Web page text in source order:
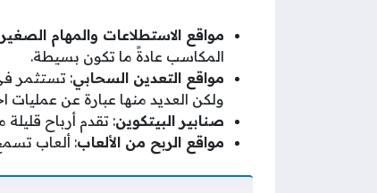
مواقع الاستطلاعات والمهام
المكاسب عادةً ما تكون بسيطة.
مواقع التعدين السحابي: تستثمر
ولكن العديد منها عبارة عن عمليات
صنابير البيتكوين: تقدم أرباح قليلة
مواقع الربح من الألعاب: ألعاب